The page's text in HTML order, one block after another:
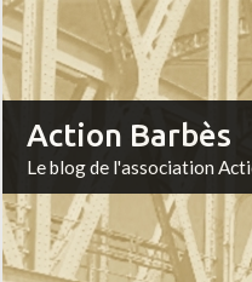
Action Barbès
Le blog de l'association